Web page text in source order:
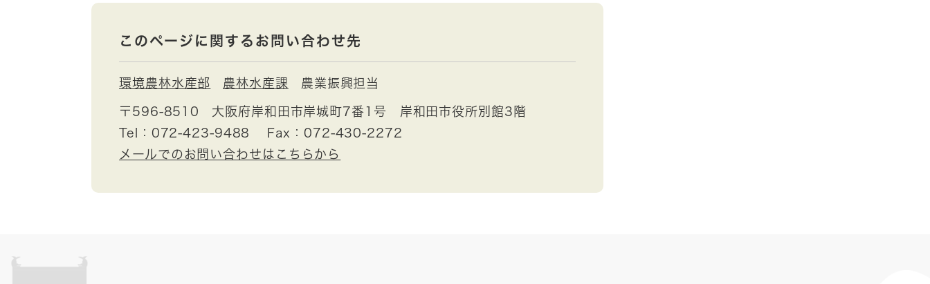
このページに関するお問い合わせ先
環境農林水産部 農林水産課 農業振興担当
〒596-8510
大阪府岸和田市岸城町7番1号 岸和田市役所別館3階
Tel：072-423-9488
Fax：072-430-2272
メールでのお問い合わせはこちらから